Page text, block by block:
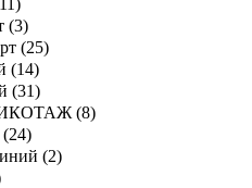
)
(3)
(25)
(14)
(31)
(8)
(24)
(2)